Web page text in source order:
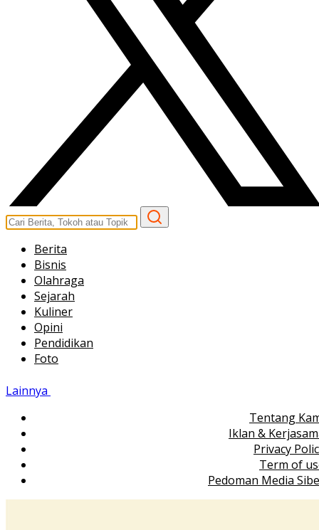
Berita
Bisnis
Olahraga
Sejarah
Kuliner
Opini
Pendidikan
Foto
Lainnya
Tentang
Iklan &
Privacy
Term of
Pedoman Media